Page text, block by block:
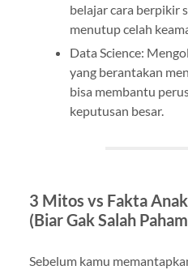
belajar cara berpikir
menutup celah
Data Science:
yang berantakan
bisa membantu
keputusan besar.
3 Mitos vs Fakta
(Biar Gak Salah
Sebelum kamu